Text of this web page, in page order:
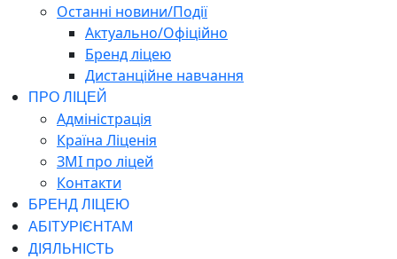
Останні новини/Події
Актуально/Офіційно
Бренд ліцею
Дистанційне навчання
ПРО ЛІЦЕЙ
Адміністрація
Країна Ліценія
ЗМІ про ліцей
Контакти
БРЕНД ЛІЦЕЮ
АБІТУРІЄНТАМ
ДІЯЛЬНІСТЬ